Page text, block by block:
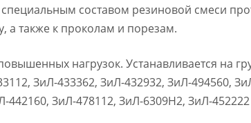
составом резиновой смеси
а также к проколам и порезам.
нагрузок. Устанавливается на
ЗиЛ-433362, ЗиЛ-432932, ЗиЛ-494560,
442160, ЗиЛ-478112, ЗиЛ-6309Н2, ЗиЛ-